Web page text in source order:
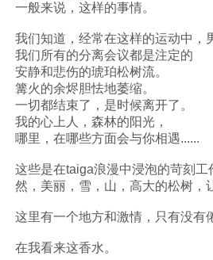
一般来说，这样的事情。
我们知道，经常在这样的运动中，
我们所有的分离会议都是注定的
安静和悲伤的琥珀松树流。
篝火的余烬胆怯地萎缩。
一切都结束了，是时候离开了。
我的心上人，森林的阳光，
哪里，在哪些方面会与你相遇......
这些是在taiga浪漫中浸泡的苛刻
然，美丽，雪，山，高大的松树，
这里有一个地方和激情，只有没有
在我看来这香水。